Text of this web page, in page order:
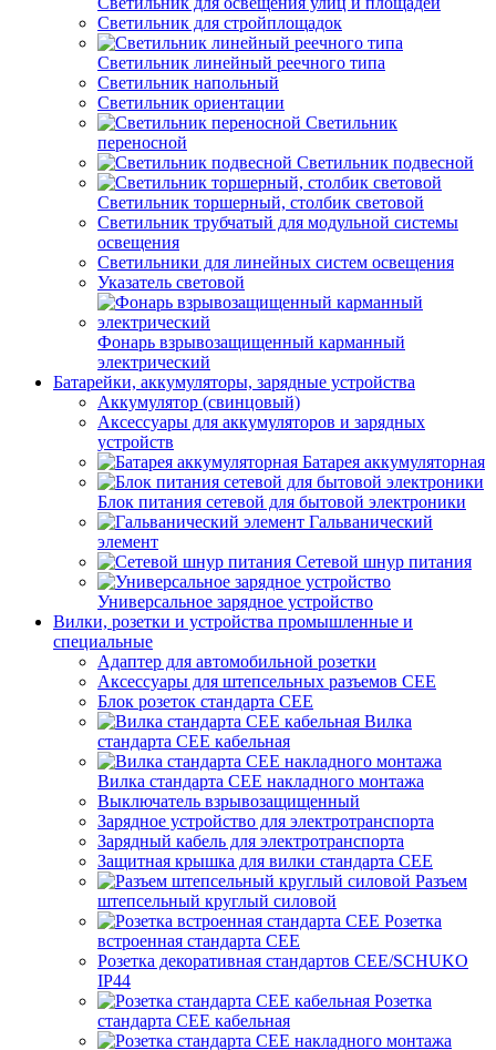
Светильник для стройплощадок
Светильник линейный реечного типа
Светильник напольный
Светильник ориентации
Светильник
переносной
Светильник подвесной
Светильник торшерный, столбик световой
Светильник трубчатый для модульной системы
освещения
Светильники для линейных систем освещения
Указатель световой
Фонарь взрывозащищенный карманный
электрический
Батарейки, аккумуляторы, зарядные устройства
Аккумулятор (свинцовый)
Аксессуары для аккумуляторов и зарядных
устройств
Батарея аккумуляторная
Блок питания сетевой для бытовой электроники
Гальванический
элемент
Сетевой шнур питания
Универсальное зарядное устройство
Вилки, розетки и устройства промышленные и
специальные
Адаптер для автомобильной розетки
Аксессуары для штепсельных разъемов CEE
Блок розеток стандарта CEE
Вилка
стандарта CEE кабельная
Вилка стандарта CEE накладного монтажа
Выключатель взрывозащищенный
Зарядное устройство для электротранспорта
Зарядный кабель для электротранспорта
Защитная крышка для вилки стандарта CEE
Разъем
штепсельный круглый силовой
Розетка
встроенная стандарта CEE
Розетка декоративная стандартов CEE/SCHUKO
IP44
Розетка
стандарта СЕЕ кабельная